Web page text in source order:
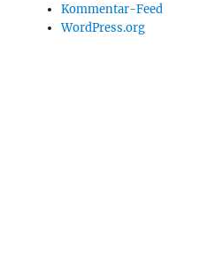
Kommentar-Feed
WordPress.org